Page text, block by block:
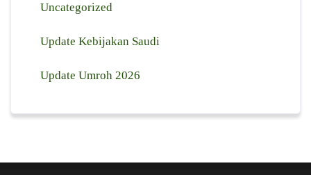
Uncategorized
Update Kebijakan Saudi
Update Umroh 2026